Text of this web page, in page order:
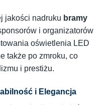
jakości nadruku bramy
i organizatorów
oświetlenia LED
także po zmroku, co
i prestiżu.
i Elegancja